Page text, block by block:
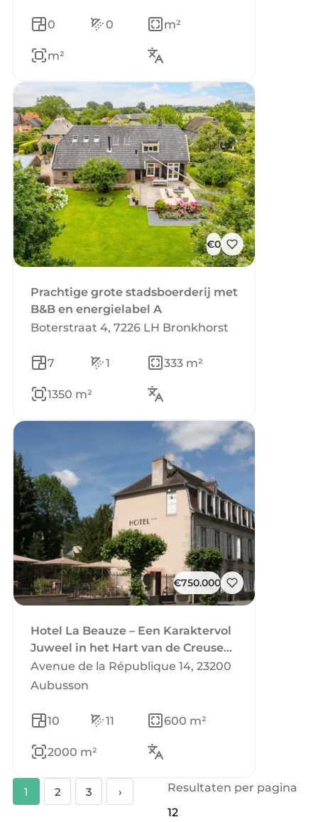
0 0 m²
m²
€0
Prachtige grote stadsboerderij met
B&B en energielabel A
Boterstraat 4, 7226 LH Bronkhorst
7 1 333 m²
1350 m²
€750.000
Hotel La Beauze – Een Karaktervol
Juweel in het Hart van de Creuse
(Aubusson)
Avenue de la République 14, 23200
Aubusson
10 11 600 m²
2000 m²
1 2 3 › Resultaten per pagina